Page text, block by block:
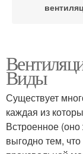
Вентиляция в
Вентиляция с
Виды
Существует
каждая из
Встроенное
выгодно тем,